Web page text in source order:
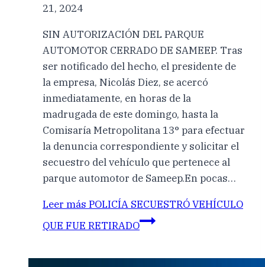
21, 2024
SIN AUTORIZACIÓN DEL PARQUE
AUTOMOTOR CERRADO DE SAMEEP. Tras
ser notificado del hecho, el presidente de
la empresa, Nicolás Diez, se acercó
inmediatamente, en horas de la
madrugada de este domingo, hasta la
Comisaría Metropolitana 13° para efectuar
la denuncia correspondiente y solicitar el
secuestro del vehículo que pertenece al
parque automotor de Sameep.En pocas…
Leer más POLICÍA SECUESTRÓ VEHÍCULO
QUE FUE RETIRADO